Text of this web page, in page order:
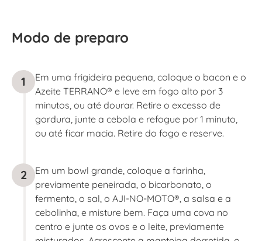
Modo de preparo
1
Em uma frigideira pequena, coloque o bacon e o
Azeite TERRANO® e leve em fogo alto por 3
minutos, ou até dourar. Retire o excesso de
gordura, junte a cebola e refogue por 1 minuto,
ou até ficar macia. Retire do fogo e reserve.
2
Em um bowl grande, coloque a farinha,
previamente peneirada, o bicarbonato, o
fermento, o sal, o AJI-NO-MOTO®, a salsa e a
cebolinha, e misture bem. Faça uma cova no
centro e junte os ovos e o leite, previamente